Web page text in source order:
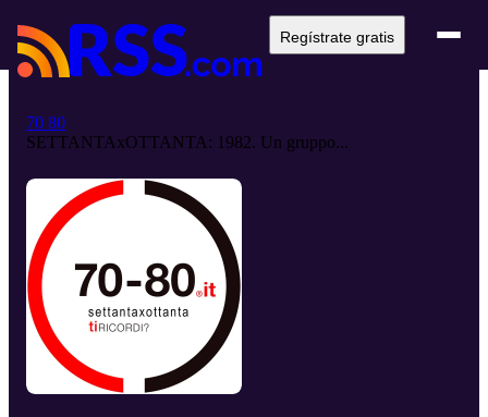
Regístrate gratis
70 80
SETTANTAxOTTANTA: 1982. Un gruppo...